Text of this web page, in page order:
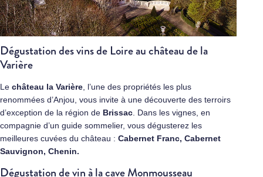
Dégustation des vins de Loire au château de la
Varière
Le château la Varière , l’une des propriétés les plus
renommées d’Anjou, vous invite à une découverte des terroirs
d’exception de la région de Brissac . Dans les vignes, en
compagnie d’un guide sommelier, vous dégusterez les
meilleures cuvées du château : Cabernet Franc, Cabernet
Sauvignon, Chenin.
Dégustation de vin à la cave Monmousseau